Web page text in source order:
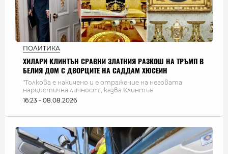
ПОЛИТИКА
ХИЛАРИ КЛИНТЪН СРАВНИ ЗЛАТНИЯ РАЗКОШ НА ТРЪМП В
БЕЛИЯ ДОМ С ДВОРЦИТЕ НА САДДАМ ХЮСЕИН
"Толкова е накичено и е отражение на неговата
нарцистична личност", казва Клинтън
16:23 - 08.08.2026